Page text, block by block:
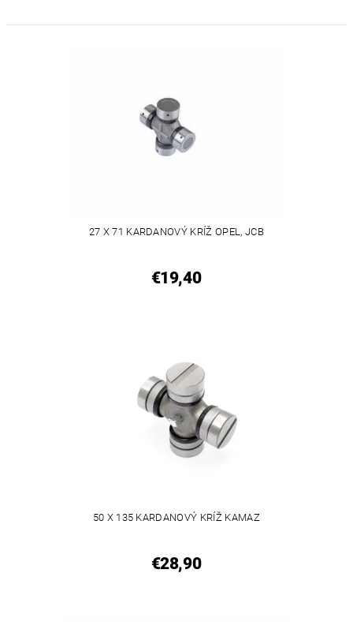
27 X 71 KARDANOVÝ KRÍŽ OPEL, JCB
€19,40
50 X 135 KARDANOVÝ KRÍŽ KAMAZ
€28,90